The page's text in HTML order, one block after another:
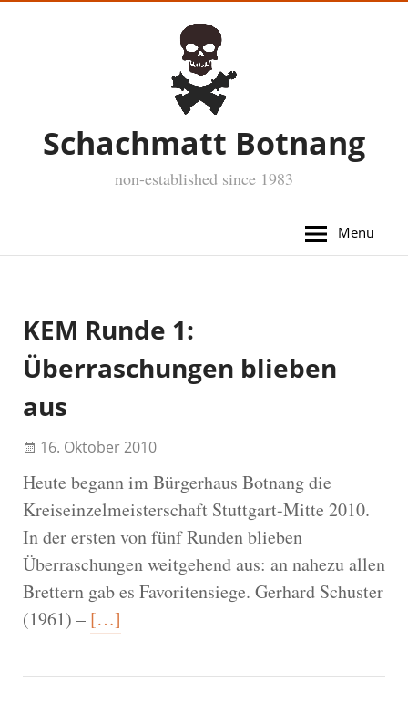
Schachmatt Botnang
non-established since 1983
Menü
KEM Runde 1:
Überraschungen blieben
aus
16. Oktober 2010
Heute begann im Bürgerhaus Botnang die
Kreiseinzelmeisterschaft Stuttgart-Mitte 2010.
In der ersten von fünf Runden blieben
Überraschungen weitgehend aus: an nahezu allen
Brettern gab es Favoritensiege. Gerhard Schuster
(1961) – […]